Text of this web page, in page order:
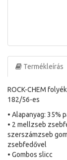
Termékleírás
ROCK-CHEM
182/56-es
• Alapanyag: 35%
• 2 mellzseb
szerszámzseb
zsebfedővel
• Gombos slicc